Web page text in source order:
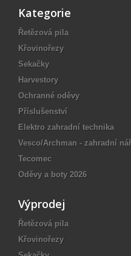
Kategorie
Řetězová pila
Křovinořezy
Sekačky
Harvestory
Ochranné oděvy
Příslušenství
Elektro zahradní technika
Vesco/Archman - zahradní
Tecomec
Oděvy a boty 2026
Výprodej
Řetězová pila
Křovinořezy